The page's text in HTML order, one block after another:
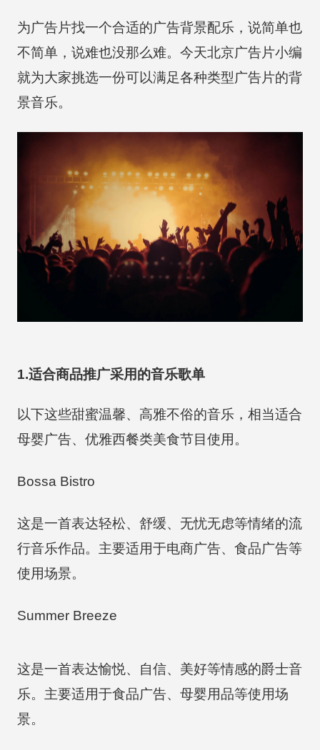
为广告片找一个合适的广告背景配乐，说简单也
不简单，说难也没那么难。今天北京广告片小编
就为大家挑选一份可以满足各种类型广告片的背
景音乐。
1.适合商品推广采用的音乐歌单
以下这些甜蜜温馨、高雅不俗的音乐，相当适合
母婴广告、优雅西餐类美食节目使用。
Bossa Bistro
这是一首表达轻松、舒缓、无忧无虑等情绪的流
行音乐作品。主要适用于电商广告、食品广告等
使用场景。
Summer Breeze
这是一首表达愉悦、自信、美好等情感的爵士音
乐。主要适用于食品广告、母婴用品等使用场
景。